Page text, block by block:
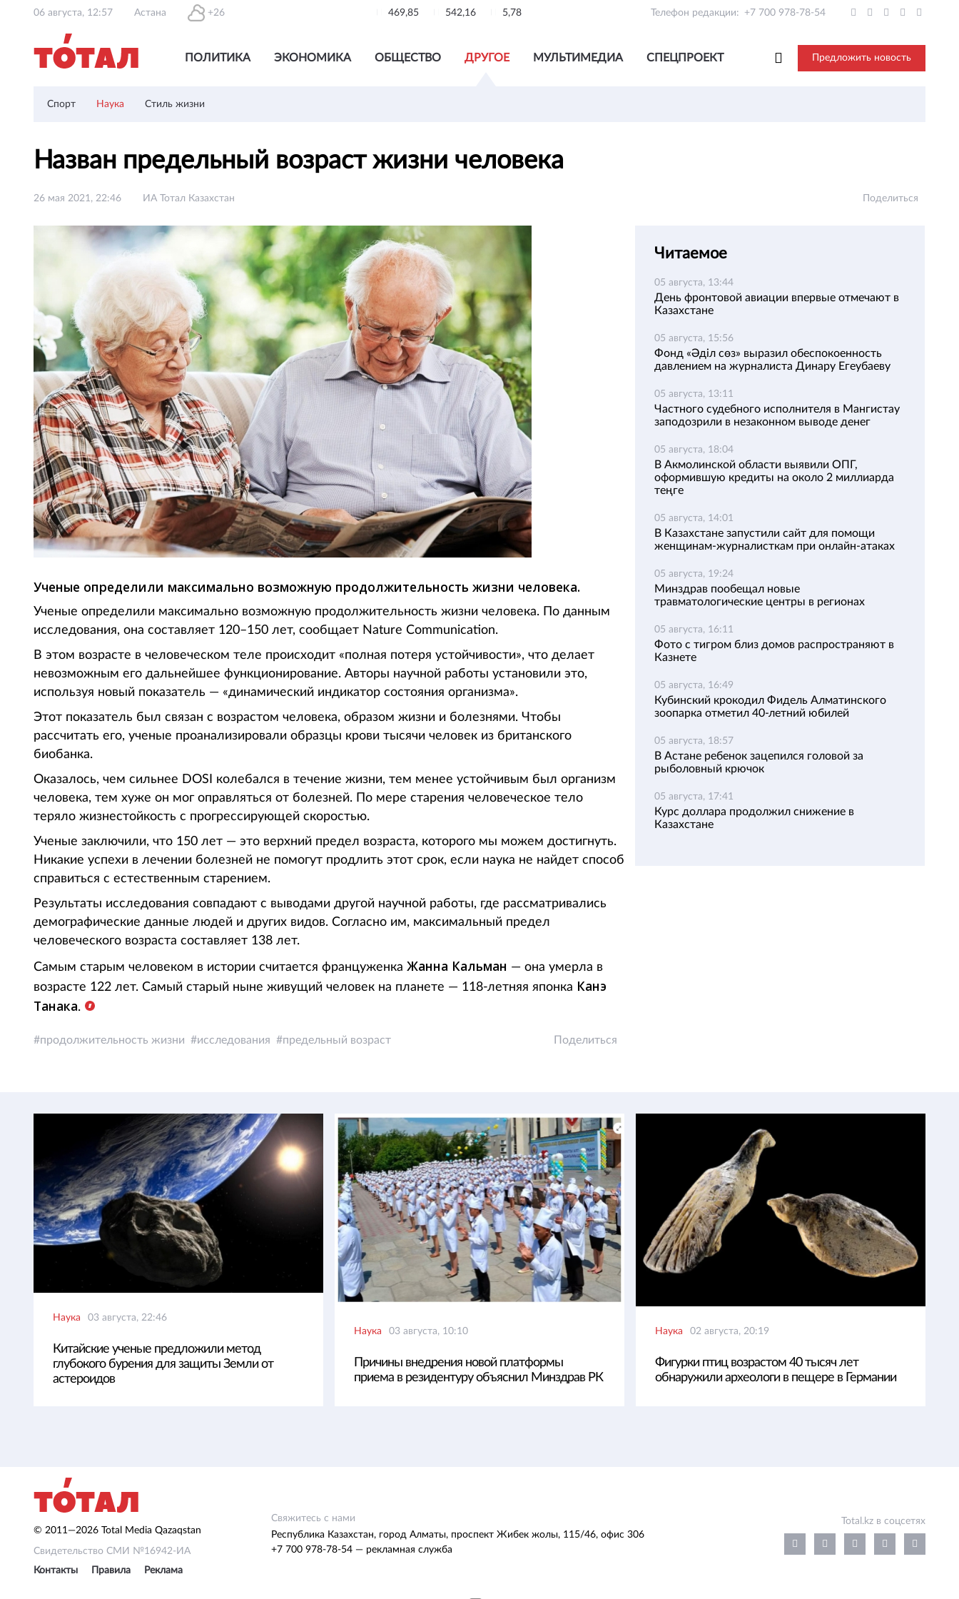
06 августа, 12:57 Астана +26 469,85 542,16 5,78 Телефон редакции: +7 700 978-78-54
ПОЛИТИКА ЭКОНОМИКА ОБЩЕСТВО ДРУГОЕ МУЛЬТИМЕДИА СПЕЦПРОЕКТ Предложить новость
Спорт Наука Стиль жизни
Назван предельный возраст жизни человека
26 мая 2021, 22:46 ИА Тотал Казахстан Поделиться
Ученые определили максимально возможную продолжительность жизни человека.
Ученые определили максимально возможную продолжительность жизни человека. По данным
исследования, она составляет 120–150 лет, сообщает Nature Communication.
В этом возрасте в человеческом теле происходит «полная потеря устойчивости», что делает
невозможным его дальнейшее функционирование. Авторы научной работы установили это,
используя новый показатель — «динамический индикатор состояния организма».
Этот показатель был связан с возрастом человека, образом жизни и болезнями. Чтобы
рассчитать его, ученые проанализировали образцы крови тысячи человек из британского
биобанка.
Оказалось, чем сильнее DOSI колебался в течение жизни, тем менее устойчивым был организм
человека, тем хуже он мог оправляться от болезней. По мере старения человеческое тело
теряло жизнестойкость с прогрессирующей скоростью.
Ученые заключили, что 150 лет — это верхний предел возраста, которого мы можем достигнуть.
Никакие успехи в лечении болезней не помогут продлить этот срок, если наука не найдет способ
справиться с естественным старением.
Результаты исследования совпадают с выводами другой научной работы, где рассматривались
демографические данные людей и других видов. Согласно им, максимальный предел
человеческого возраста составляет 138 лет.
Самым старым человеком в истории считается француженка Жанна Кальман — она умерла в
возрасте 122 лет. Самый старый ныне живущий человек на планете — 118-летняя японка Канэ
Танака.
продолжительность жизни исследования предельный возраст Поделиться
Читаемое
05 августа, 13:44
День фронтовой авиации впервые отмечают в
Казахстане
05 августа, 15:56
Фонд «Әділ сөз» выразил обеспокоенность
давлением на журналиста Динару Егеубаеву
05 августа, 13:11
Частного судебного исполнителя в Мангистау
заподозрили в незаконном выводе денег
05 августа, 18:04
В Акмолинской области выявили ОПГ,
оформившую кредиты на около 2 миллиарда
теңге
05 августа, 14:01
В Казахстане запустили сайт для помощи
женщинам-журналисткам при онлайн-атаках
05 августа, 19:24
Минздрав пообещал новые
травматологические центры в регионах
05 августа, 16:11
Фото с тигром близ домов распространяют в
Казнете
05 августа, 16:49
Кубинский крокодил Фидель Алматинского
зоопарка отметил 40-летний юбилей
05 августа, 18:57
В Астане ребенок зацепился головой за
рыболовный крючок
05 августа, 17:41
Курс доллара продолжил снижение в
Казахстане
Наука 03 августа, 22:46
Китайские ученые предложили метод
глубокого бурения для защиты Земли от
астероидов
Наука 03 августа, 10:10
Причины внедрения новой платформы
приема в резидентуру объяснил Минздрав РК
Наука 02 августа, 20:19
Фигурки птиц возрастом 40 тысяч лет
обнаружили археологи в пещере в Германии
© 2011—2026 Total Media Qazaqstan
Свидетельство СМИ №16942-ИА
Контакты
Правила Реклама
Свяжитесь с нами
Республика Казахстан, город Алматы, проспект Жибек жолы, 115/46, офис 306
+7 700 978-78-54 — рекламная служба
Total.kz в соцсетях